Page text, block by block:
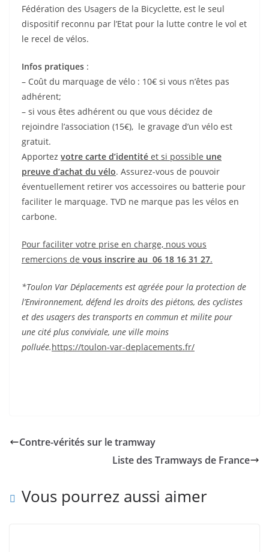
Fédération des Usagers de la Bicyclette, est le seul
dispositif reconnu par l’Etat pour la lutte contre le vol et
le recel de vélos.
Infos pratiques :
– Coût du marquage de vélo : 10€ si vous n’êtes pas
adhérent;
– si vous êtes adhérent ou que vous décidez de
rejoindre l’association (15€), le gravage d’un vélo est
gratuit.
Apportez votre carte d’identité et si possible une
preuve d’achat du vélo. Assurez-vous de pouvoir
éventuellement retirer vos accessoires ou batterie pour
faciliter le marquage. TVD ne marque pas les vélos en
carbone.
Pour faciliter votre prise en charge, nous vous
remercions de vous inscrire au 06 18 16 31 27.
*Toulon Var Déplacements est agréée pour la protection de
l’Environnement, défend les droits des piétons, des cyclistes
et des usagers des transports en commun et milite pour
une cité plus conviviale, une ville moins
polluée.https://toulon-var-deplacements.fr/
Contre-vérités sur le tramway
Liste des Tramways de France
Vous pourrez aussi aimer